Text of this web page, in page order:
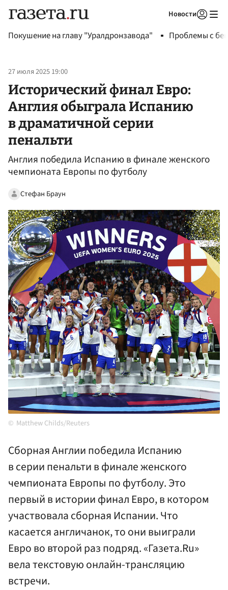
Новости
Покушение на главу "Уралдронзавода" Проблемы с
27 июля 2025 19:00
Исторический финал Евро:
Англия обыграла Испанию
в драматичной серии
пенальти
Англия победила Испанию в финале женского
чемпионата Европы по футболу
Стефан Браун
Matthew Childs/Reuters
Сборная Англии победила Испанию
в серии пенальти в финале женского
чемпионата Европы по футболу. Это
первый в истории финал Евро, в котором
участвовала сборная Испании. Что
касается англичанок, то они выиграли
Евро во второй раз подряд. «Газета.Ru»
вела текстовую онлайн-трансляцию
встречи.